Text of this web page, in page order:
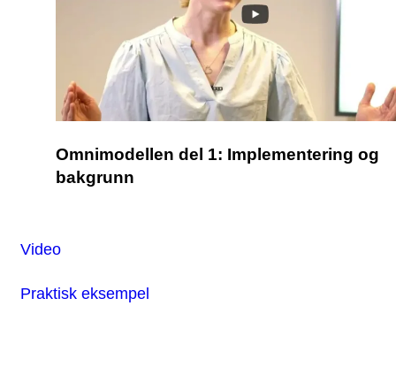
Omnimodellen del 1: Implementering og
bakgrunn
Video
Praktisk eksempel